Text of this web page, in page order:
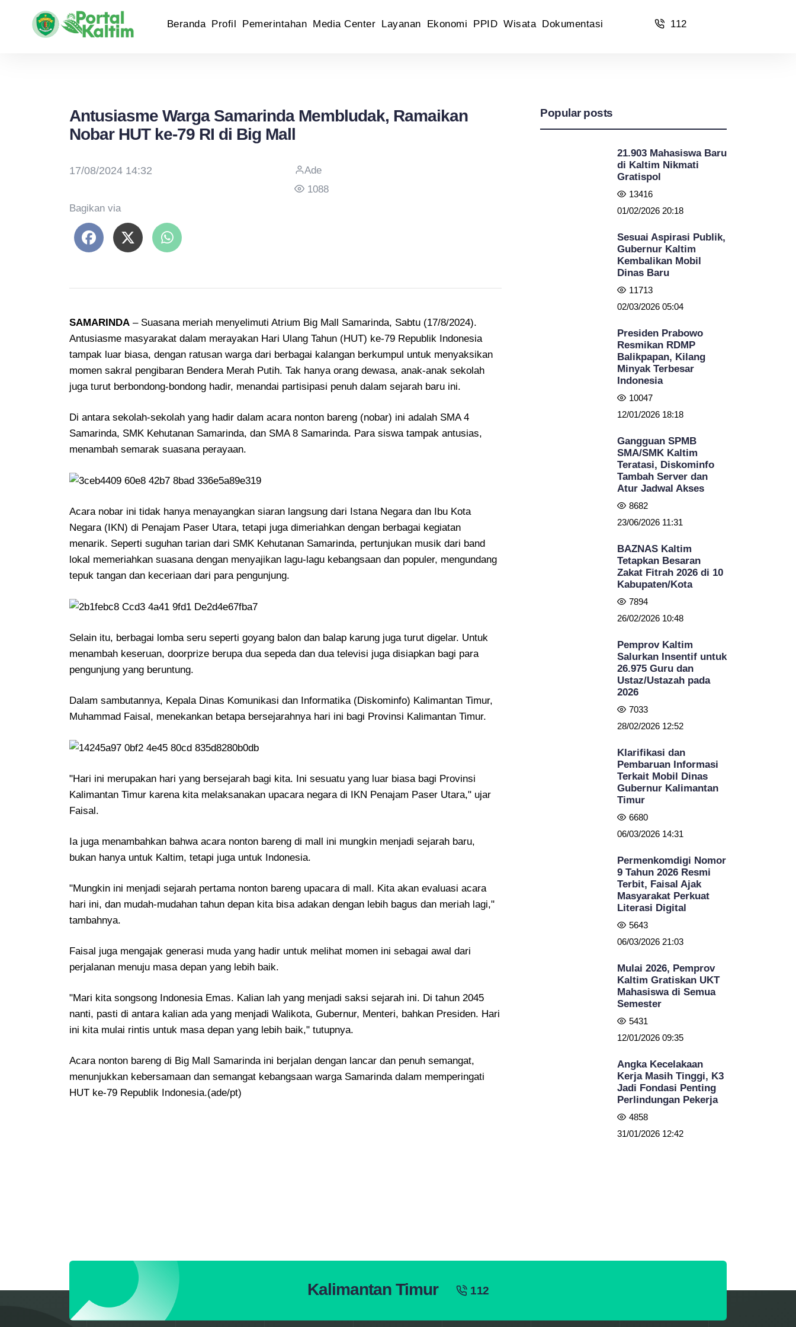
Beranda Profil Pemerintahan Media Center Layanan Ekonomi PPID Wisata Dokumentasi 112
Antusiasme Warga Samarinda Membludak, Ramaikan
Nobar HUT ke-79 RI di Big Mall
17/08/2024 14:32
Ade
1088
Bagikan via
SAMARINDA – Suasana meriah menyelimuti Atrium Big Mall Samarinda, Sabtu (17/8/2024).
Antusiasme masyarakat dalam merayakan Hari Ulang Tahun (HUT) ke-79 Republik Indonesia
tampak luar biasa, dengan ratusan warga dari berbagai kalangan berkumpul untuk menyaksikan
momen sakral pengibaran Bendera Merah Putih. Tak hanya orang dewasa, anak-anak sekolah
juga turut berbondong-bondong hadir, menandai partisipasi penuh dalam sejarah baru ini.
Di antara sekolah-sekolah yang hadir dalam acara nonton bareng (nobar) ini adalah SMA 4
Samarinda, SMK Kehutanan Samarinda, dan SMA 8 Samarinda. Para siswa tampak antusias,
menambah semarak suasana perayaan.
Acara nobar ini tidak hanya menayangkan siaran langsung dari Istana Negara dan Ibu Kota
Negara (IKN) di Penajam Paser Utara, tetapi juga dimeriahkan dengan berbagai kegiatan
menarik. Seperti suguhan tarian dari SMK Kehutanan Samarinda, pertunjukan musik dari band
lokal memeriahkan suasana dengan menyajikan lagu-lagu kebangsaan dan populer, mengundang
tepuk tangan dan keceriaan dari para pengunjung.
Selain itu, berbagai lomba seru seperti goyang balon dan balap karung juga turut digelar. Untuk
menambah keseruan, doorprize berupa dua sepeda dan dua televisi juga disiapkan bagi para
pengunjung yang beruntung.
Dalam sambutannya, Kepala Dinas Komunikasi dan Informatika (Diskominfo) Kalimantan Timur,
Muhammad Faisal, menekankan betapa bersejarahnya hari ini bagi Provinsi Kalimantan Timur.
"Hari ini merupakan hari yang bersejarah bagi kita. Ini sesuatu yang luar biasa bagi Provinsi
Kalimantan Timur karena kita melaksanakan upacara negara di IKN Penajam Paser Utara," ujar
Faisal.
Ia juga menambahkan bahwa acara nonton bareng di mall ini mungkin menjadi sejarah baru,
bukan hanya untuk Kaltim, tetapi juga untuk Indonesia.
"Mungkin ini menjadi sejarah pertama nonton bareng upacara di mall. Kita akan evaluasi acara
hari ini, dan mudah-mudahan tahun depan kita bisa adakan dengan lebih bagus dan meriah lagi,"
tambahnya.
Faisal juga mengajak generasi muda yang hadir untuk melihat momen ini sebagai awal dari
perjalanan menuju masa depan yang lebih baik.
"Mari kita songsong Indonesia Emas. Kalian lah yang menjadi saksi sejarah ini. Di tahun 2045
nanti, pasti di antara kalian ada yang menjadi Walikota, Gubernur, Menteri, bahkan Presiden. Hari
ini kita mulai rintis untuk masa depan yang lebih baik," tutupnya.
Acara nonton bareng di Big Mall Samarinda ini berjalan dengan lancar dan penuh semangat,
menunjukkan kebersamaan dan semangat kebangsaan warga Samarinda dalam memperingati
HUT ke-79 Republik Indonesia.(ade/pt)
Popular posts
21.903 Mahasiswa Baru
di Kaltim Nikmati
Gratispol
13416
01/02/2026 20:18
Sesuai Aspirasi Publik,
Gubernur Kaltim
Kembalikan Mobil
Dinas Baru
11713
02/03/2026 05:04
Presiden Prabowo
Resmikan RDMP
Balikpapan, Kilang
Minyak Terbesar
Indonesia
10047
12/01/2026 18:18
Gangguan SPMB
SMA/SMK Kaltim
Teratasi, Diskominfo
Tambah Server dan
Atur Jadwal Akses
8682
23/06/2026 11:31
BAZNAS Kaltim
Tetapkan Besaran
Zakat Fitrah 2026 di 10
Kabupaten/Kota
7894
26/02/2026 10:48
Pemprov Kaltim
Salurkan Insentif untuk
26.975 Guru dan
Ustaz/Ustazah pada
2026
7033
28/02/2026 12:52
Klarifikasi dan
Pembaruan Informasi
Terkait Mobil Dinas
Gubernur Kalimantan
Timur
6680
06/03/2026 14:31
Permenkomdigi Nomor
9 Tahun 2026 Resmi
Terbit, Faisal Ajak
Masyarakat Perkuat
Literasi Digital
5643
06/03/2026 21:03
Mulai 2026, Pemprov
Kaltim Gratiskan UKT
Mahasiswa di Semua
Semester
5431
12/01/2026 09:35
Angka Kecelakaan
Kerja Masih Tinggi, K3
Jadi Fondasi Penting
Perlindungan Pekerja
4858
31/01/2026 12:42
Kalimantan Timur 112